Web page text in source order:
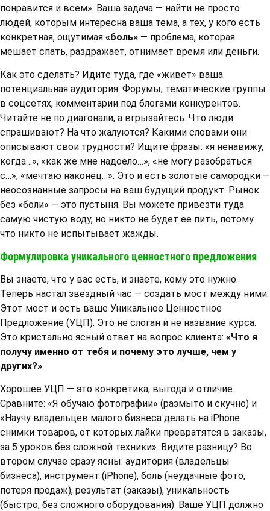
понравится и всем». Ваша задача — найти не просто
людей, которым интересна ваша тема, а тех, у кого есть
конкретная, ощутимая «боль» — проблема, которая
мешает спать, раздражает, отнимает время или деньги.
Как это сделать? Идите туда, где «живет» ваша
потенциальная аудитория. Форумы, тематические группы
в соцсетях, комментарии под блогами конкурентов.
Читайте не по диагонали, а вгрызайтесь. Что люди
спрашивают? На что жалуются? Какими словами они
описывают свои трудности? Ищите фразы: «я ненавижу,
когда…», «как же мне надоело…», «не могу разобраться
с…», «мечтаю наконец…». Это и есть золотые самородки —
неосознанные запросы на ваш будущий продукт. Рынок
без «боли» — это пустыня. Вы можете привезти туда
самую чистую воду, но никто не будет ее пить, потому
что никто не испытывает жажды.
Формулировка уникального ценностного предложения
Вы знаете, что у вас есть, и знаете, кому это нужно.
Теперь настал звездный час — создать мост между ними.
Этот мост и есть ваше Уникальное Ценностное
Предложение (УЦП). Это не слоган и не название курса.
Это кристально ясный ответ на вопрос клиента: «Что я
получу именно от тебя и почему это лучше, чем у
других?».
Хорошее УЦП — это конкретика, выгода и отличие.
Сравните: «Я обучаю фотографии» (размыто и скучно) и
«Научу владельцев малого бизнеса делать на iPhone
снимки товаров, от которых лайки превратятся в заказы,
за 5 уроков без сложной техники». Видите разницу? Во
втором случае сразу ясны: аудитория (владельцы
бизнеса), инструмент (iPhone), боль (неудачные фото,
потеря продаж), результат (заказы), уникальность
(быстро, без сложного оборудования). Ваше УЦП должно